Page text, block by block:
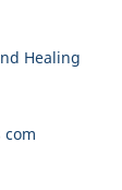
Healing